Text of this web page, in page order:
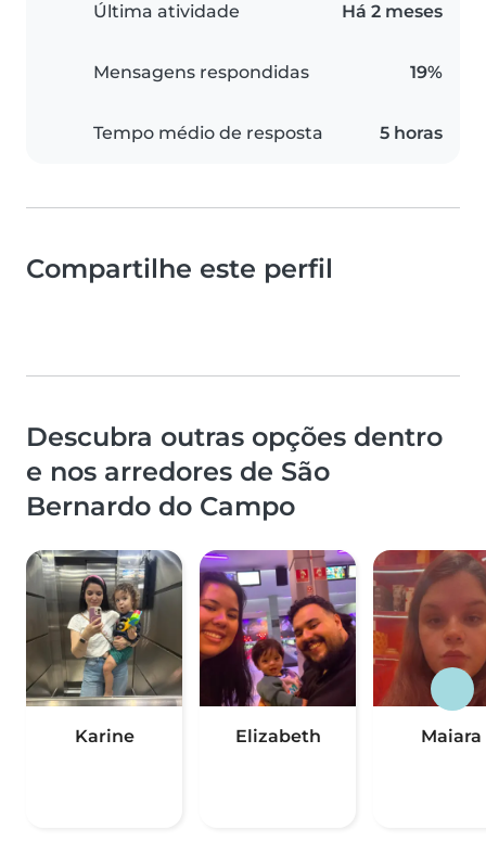
Última atividade Há 2 meses
Mensagens respondidas 19%
Tempo médio de resposta 5 horas
Compartilhe este perfil
Descubra outras opções dentro
e nos arredores de São
Bernardo do Campo
Karine Elizabeth Maiara